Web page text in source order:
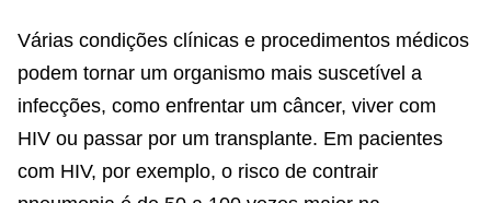
Várias condições clínicas e procedimentos médicos
podem tornar um organismo mais suscetível a
infecções, como enfrentar um câncer, viver com
HIV ou passar por um transplante. Em pacientes
com HIV, por exemplo, o risco de contrair